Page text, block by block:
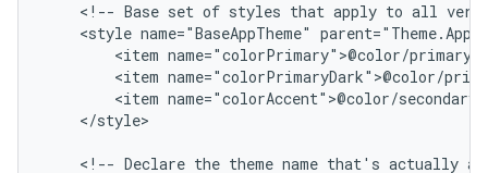
<!-- Base set of styles that apply to all
<style name="BaseAppTheme"
<item
<item
<item
</style>
<!-- Declare the theme name that's actually